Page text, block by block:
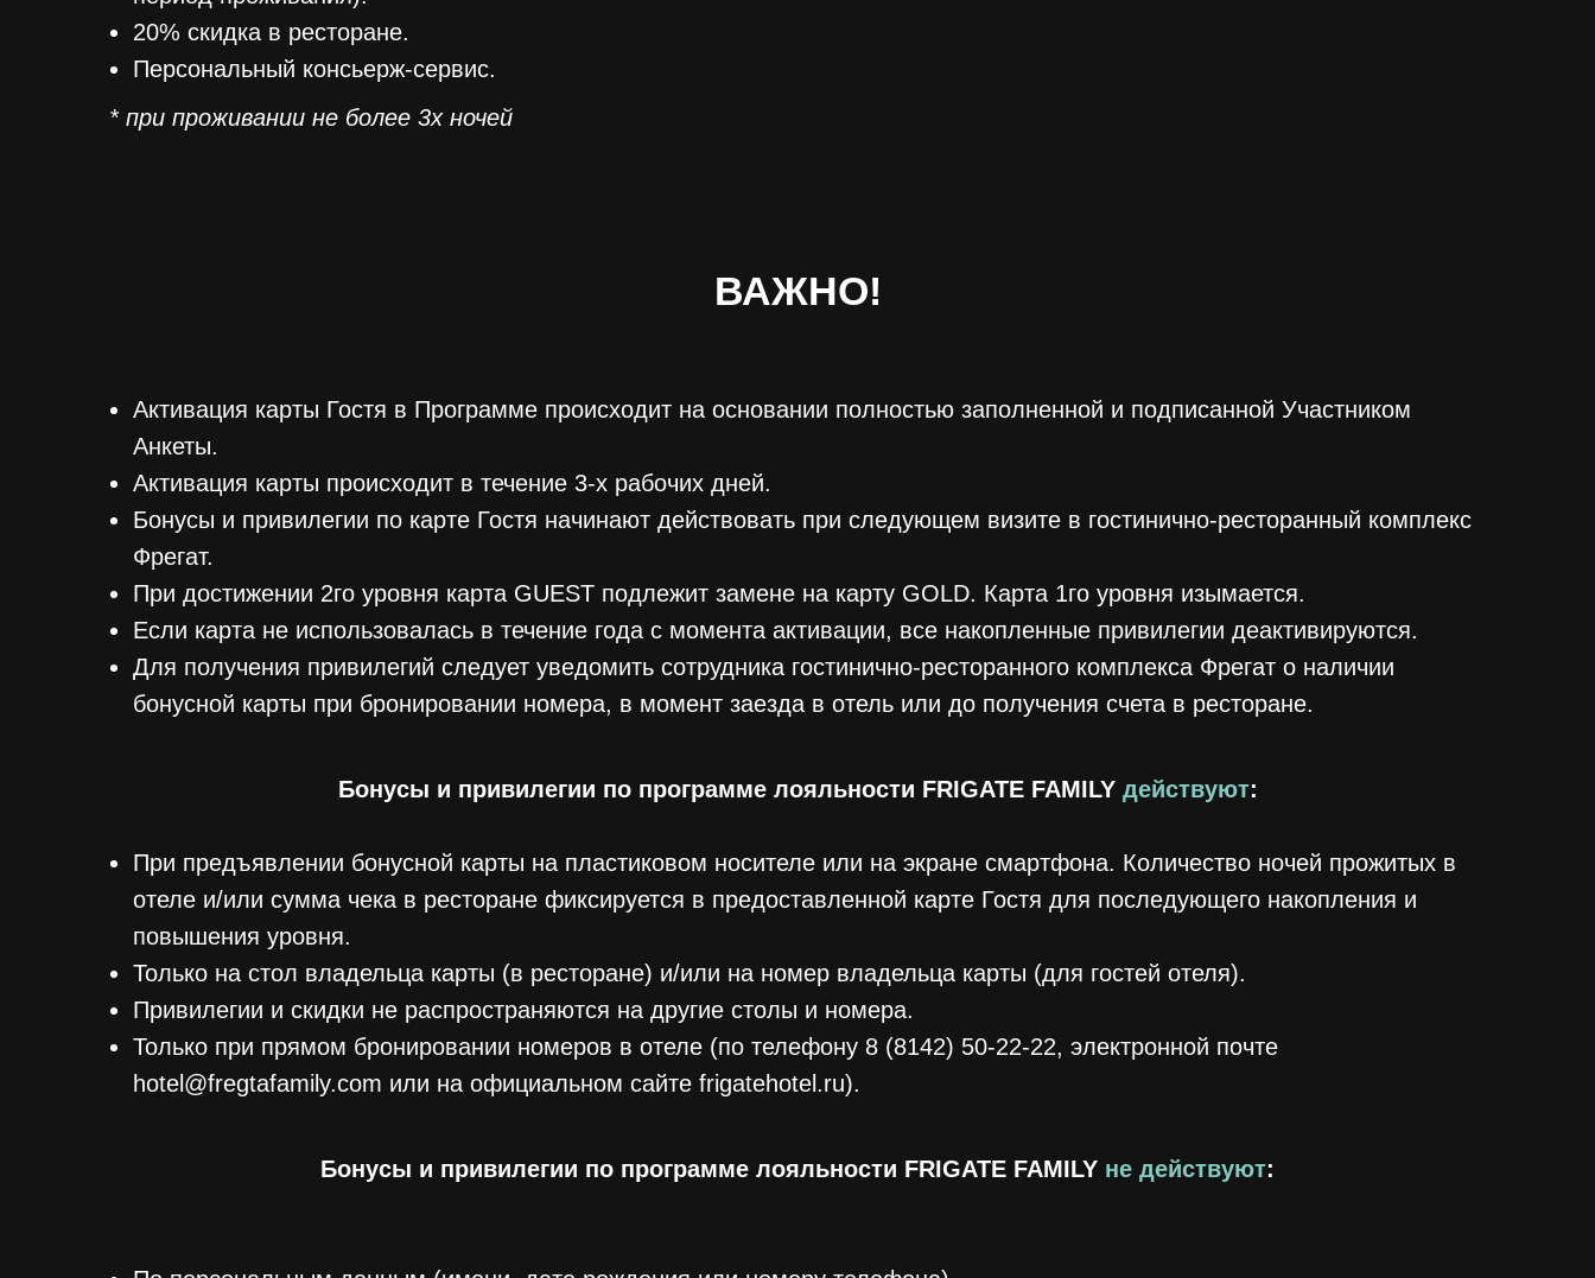
20% скидка в ресторане.
Персональный консьерж-сервис.
* при проживании не более 3х ночей
ВАЖНО!
Активация карты Гостя в Программе происходит на основании полностью заполненной и подписанной Участником
Анкеты.
Активация карты происходит в течение 3-х рабочих дней.
Бонусы и привилегии по карте Гостя начинают действовать при следующем визите в гостинично-ресторанный комплекс
Фрегат.
При достижении 2го уровня карта GUEST подлежит замене на карту GOLD. Карта 1го уровня изымается.
Если карта не использовалась в течение года с момента активации, все накопленные привилегии деактивируются.
Для получения привилегий следует уведомить сотрудника гостинично-ресторанного комплекса Фрегат о наличии
бонусной карты при бронировании номера, в момент заезда в отель или до получения счета в ресторане.
Бонусы и привилегии по программе лояльности FRIGATE FAMILY действуют:
При предъявлении бонусной карты на пластиковом носителе или на экране смартфона. Количество ночей прожитых в
отеле и/или сумма чека в ресторане фиксируется в предоставленной карте Гостя для последующего накопления и
повышения уровня.
Только на стол владельца карты (в ресторане) и/или на номер владельца карты (для гостей отеля).
Привилегии и скидки не распространяются на другие столы и номера.
Только при прямом бронировании номеров в отеле (по телефону 8 (8142) 50-22-22, электронной почте
hotel@fregtafamily.com или на официальном сайте frigatehotel.ru).
Бонусы и привилегии по программе лояльности FRIGATE FAMILY не действуют: